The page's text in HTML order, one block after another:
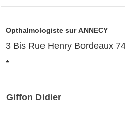
Opthalmologiste sur ANNECY
3 Bis Rue Henry Bordeaux
*
Giffon Didier